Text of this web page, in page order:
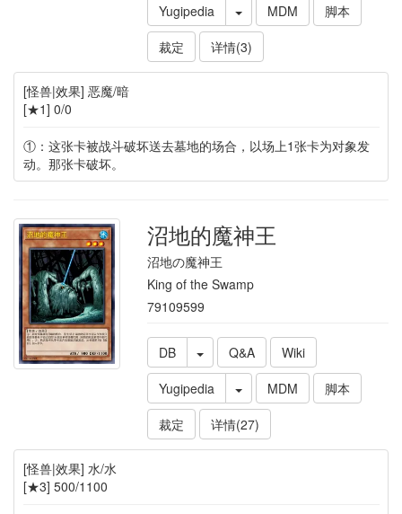
Yugipedia
MDM
脚本
裁定
详情(3)
[怪兽|效果] 恶魔/暗
[★1] 0/0
①：这张卡被战斗破坏送去墓地的场合，以场上1张卡为对象发
动。那张卡破坏。
沼地的魔神王
沼地の魔神王
King of the Swamp
79109599
DB Q&A
Wiki
Yugipedia
MDM
脚本
裁定
详情(27)
[怪兽|效果] 水/水
[★3] 500/1100